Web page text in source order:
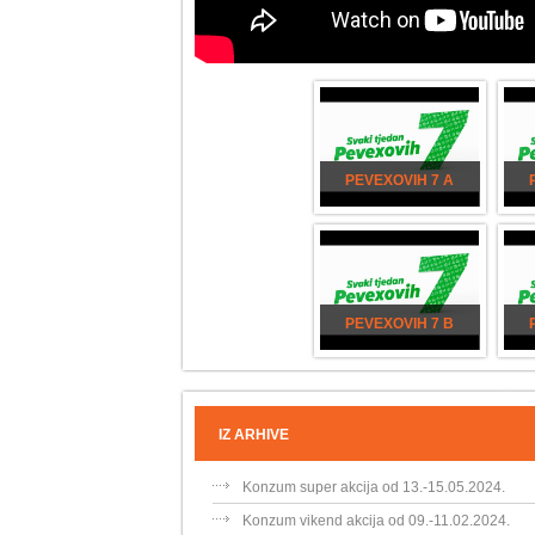
PEVEXOVIH 7 A
PEVEXOVIH 7 B
IZ ARHIVE
Konzum super akcija od 13.-15.05.2024.
Konzum vikend akcija od 09.-11.02.2024.